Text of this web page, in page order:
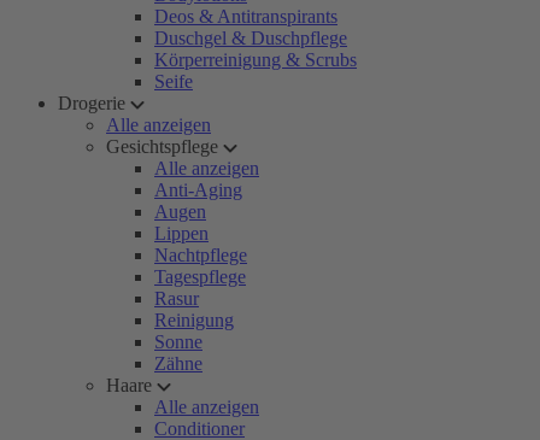
Deos & Antitranspirants
Duschgel & Duschpflege
Körperreinigung & Scrubs
Seife
Drogerie
Alle anzeigen
Gesichtspflege
Alle anzeigen
Anti-Aging
Augen
Lippen
Nachtpflege
Tagespflege
Rasur
Reinigung
Sonne
Zähne
Haare
Alle anzeigen
Conditioner